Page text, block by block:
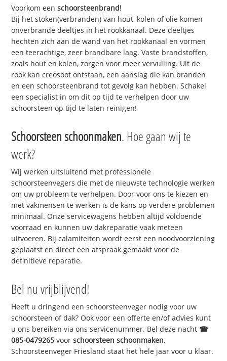
Voorkom eenschoorsteenbrand!
Bij het stoken(verbranden) van hout, kolen of olie komen
onverbrande deeltjes in het rookkanaal. Deze deeltjes
hechten zich aan de wand van het rookkanaal en vormen
een teerachtige, zeer brandbare laag. Vaste brandstoffen,
zoals hout en kolen, zorgen voor meer vervuiling. Uit de
rook kan creosoot ontstaan, een aanslag die kan branden
en een schoorsteenbrand tot gevolg kan hebben. Schakel
een specialist in om dit op tijd te verhelpen door uw
schoorsteen op tijd te laten reinigen!
Schoorsteen schoonmaken. Hoe gaan wij te
werk?
Wij werken uitsluitend met professionele
schoorsteenvegers die met de nieuwste technologie werken
om uw probleem te verhelpen. Door voor ons te kiezen en
met vakmensen te werken is de kans op verdere problemen
minimaal. Onze servicewagens hebben altijd voldoende
voorraad en kunnen uw dakreparatie vaak meteen
uitvoeren. Bij calamiteiten wordt eerst een noodvoorziening
geplaatst en direct een afspraak gemaakt voor de
definitieve reparatie.
Bel nu vrijblijvend!
Heeft u dringend een schoorsteenveger nodig voor uw
schoorsteen of dak? Ook voor een offerte en/of advies kunt
u ons bereiken via ons servicenummer. Bel deze nacht ☎
085-0479265 voorschoorsteen schoonmaken.
Schoorsteenveger Friesland staat het hele jaar voor u klaar.